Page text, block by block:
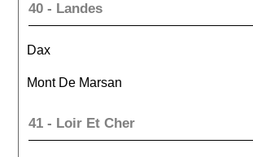
40 - Landes
Dax
Mont De Marsan
41 - Loir Et Cher